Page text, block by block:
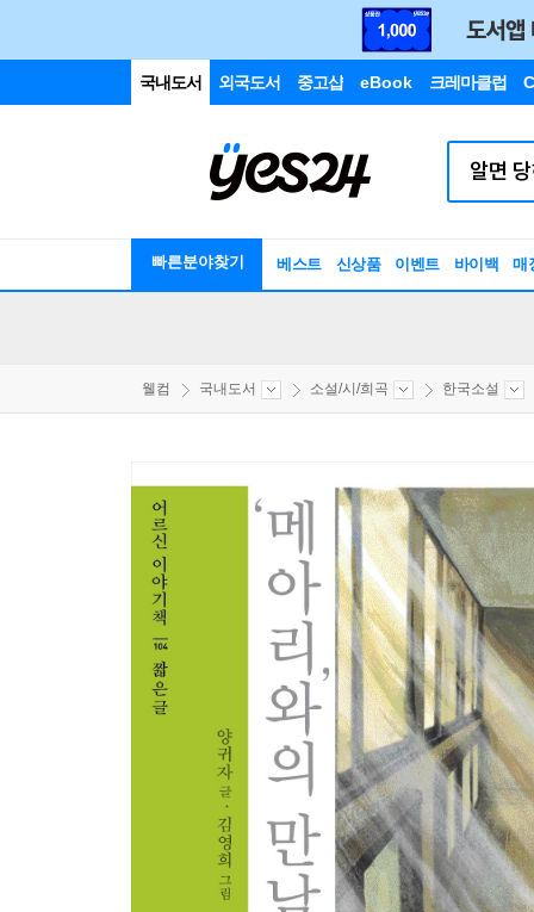
국내도서 외국도서 중고샵 eBook 크레마클럽
빠른분야찾기 베스트 신상품 이벤트 바이백 매
웰컴 국내도서 소설/시/희곡 한국소설